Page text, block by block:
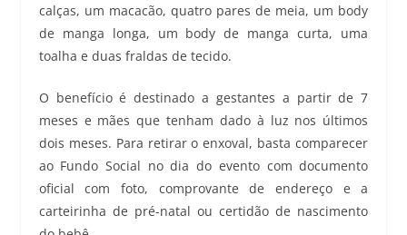
calças, um macacão, quatro pares de meia, um body
de manga longa, um body de manga curta, uma
toalha e duas fraldas de tecido.
O benefício é destinado a gestantes a partir de 7
meses e mães que tenham dado à luz nos últimos
dois meses. Para retirar o enxoval, basta comparecer
ao Fundo Social no dia do evento com documento
oficial com foto, comprovante de endereço e a
carteirinha de pré-natal ou certidão de nascimento